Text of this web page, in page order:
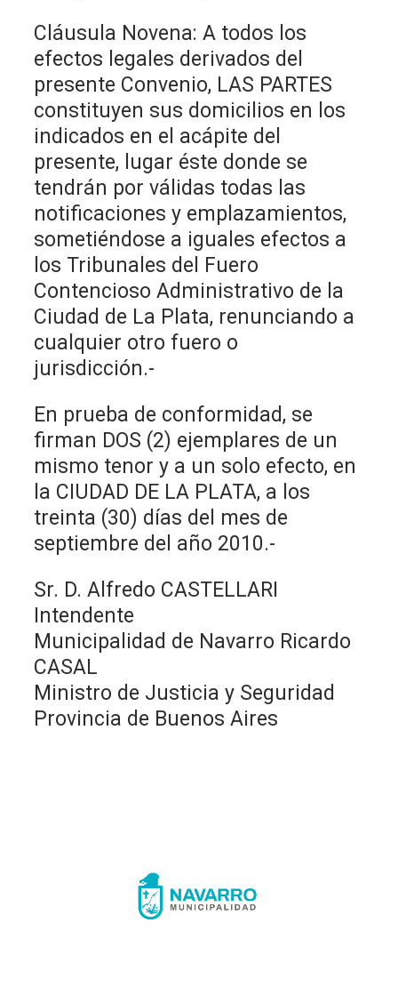
Cláusula Novena: A todos los
efectos legales derivados del
presente Convenio, LAS PARTES
constituyen sus domicilios en los
indicados en el acápite del
presente, lugar éste donde se
tendrán por válidas todas las
notificaciones y emplazamientos,
sometiéndose a iguales efectos a
los Tribunales del Fuero
Contencioso Administrativo de la
Ciudad de La Plata, renunciando a
cualquier otro fuero o
jurisdicción.-
En prueba de conformidad, se
firman DOS (2) ejemplares de un
mismo tenor y a un solo efecto, en
la CIUDAD DE LA PLATA, a los
treinta (30) días del mes de
septiembre del año 2010.-
Sr. D. Alfredo CASTELLARI
Intendente
Municipalidad de Navarro Ricardo
CASAL
Ministro de Justicia y Seguridad
Provincia de Buenos Aires